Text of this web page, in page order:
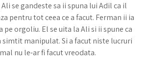
se gandeste sa ii spuna lui Adil ca il
pentru tot ceea ce a facut. Ferman ii ia
pe orgoliu. El se uita la Ali si ii spune ca
simtit manipulat. Si a facut niste lucruri
nu le-ar fi facut vreodata.